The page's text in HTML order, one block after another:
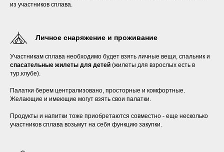
из участников сплава.
Личное снаряжение и проживание
Участникам сплава необходимо будет взять личные вещи, спальник и
спасательные жилеты для детей (жилеты для взрослых есть в
тур.клубе).
Палатки берем централизовано, просторные и комфортные.
Желающие и имеющие могут взять свои палатки.
Продукты и напитки тоже приобретаются совместно - еще несколько
участников сплава возьмут на себя функцию закупки.